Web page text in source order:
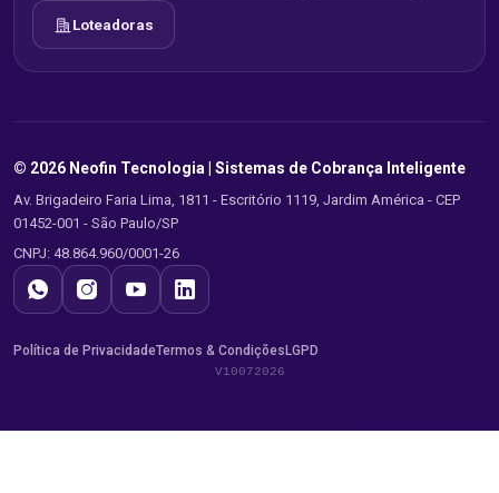
Loteadoras
© 2026 Neofin Tecnologia | Sistemas de Cobrança Inteligente
Av. Brigadeiro Faria Lima, 1811 - Escritório 1119, Jardim América - CEP
01452-001 - São Paulo/SP
CNPJ: 48.864.960/0001-26
Política de PrivacidadeTermos & Condições LGPD
V10072026